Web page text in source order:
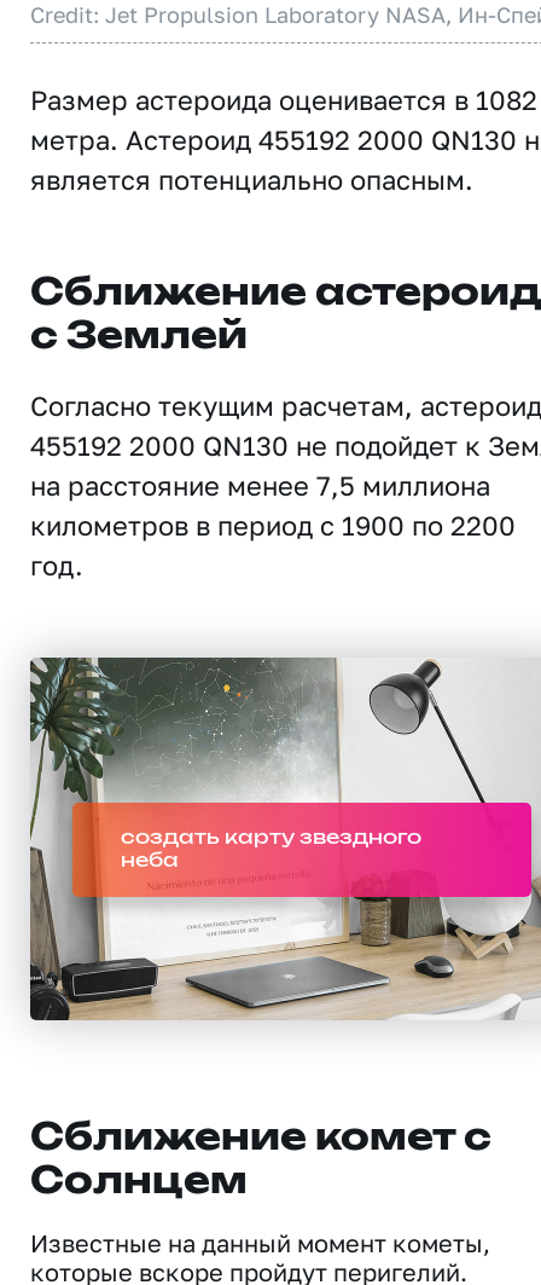
Credit: Jet Propulsion Laboratory NASA, Ин-
Размер астероида оценивается в 1082
метра. Астероид 455192 2000 QN130
является потенциально опасным.
Сближение
с Землей
Согласно текущим расчетам, астероид
455192 2000 QN130 не подойдет к
на расстояние менее 7,5 миллиона
километров в период с 1900 по 2200
год.
создать карту звездного
неба
Сближение комет с
Солнцем
Известные на данный момент кометы,
которые вскоре пройдут перигелий.